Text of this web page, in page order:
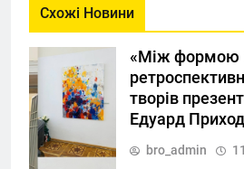
Схожі Новини
«Між формою
творів
Едуард
bro_admin